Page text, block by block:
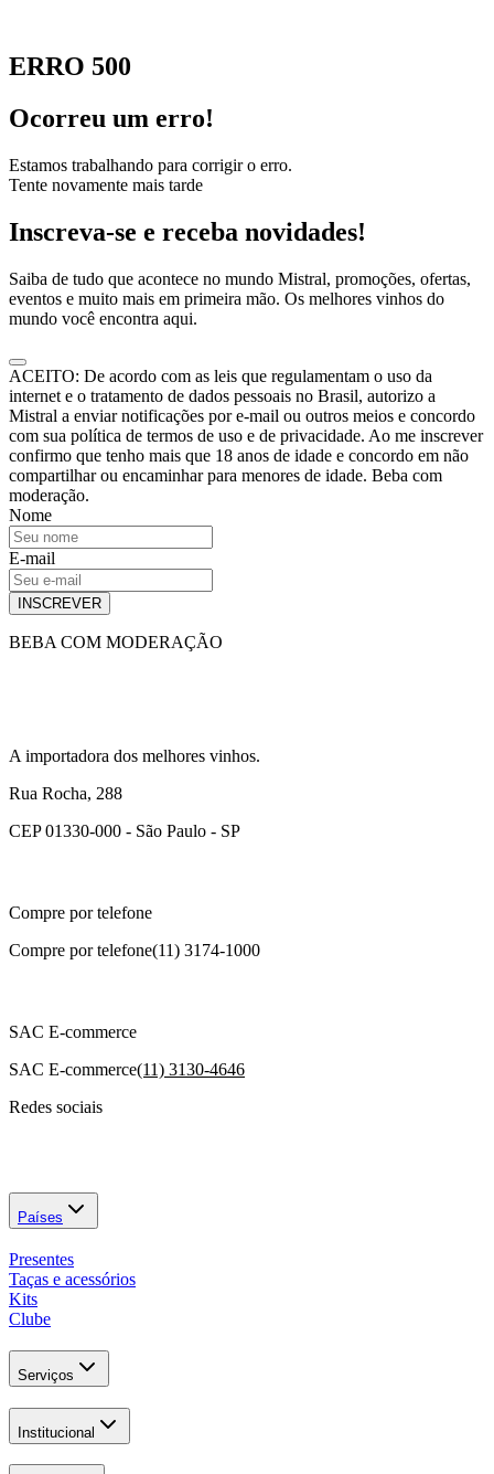
ERRO 500
Ocorreu um erro!
Estamos trabalhando para corrigir o erro.
Tente novamente mais tarde
Inscreva-se e receba novidades!
Saiba de tudo que acontece no mundo Mistral, promoções, ofertas,
eventos e muito mais em primeira mão. Os melhores vinhos do
mundo você encontra aqui.
ACEITO: De acordo com as leis que regulamentam o uso da
internet e o tratamento de dados pessoais no Brasil, autorizo a
Mistral a enviar notificações por e-mail ou outros meios e concordo
com sua política de termos de uso e de privacidade. Ao me inscrever
confirmo que tenho mais que 18 anos de idade e concordo em não
compartilhar ou encaminhar para menores de idade. Beba com
moderação.
Nome
E-mail
INSCREVER
BEBA COM MODERAÇÃO
A importadora dos melhores vinhos.
Rua Rocha, 288
CEP 01330-000 - São Paulo - SP
Compre por telefone
Compre por telefone(11) 3174-1000
SAC E-commerce
SAC E-commerce(11) 3130-4646
Redes sociais
Países
Presentes
Taças e acessórios
Kits
Clube
Serviços
Institucional